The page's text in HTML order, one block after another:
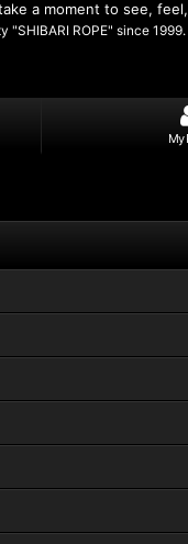
a moment to see,
"SHIBARI ROPE" since 1999.
My